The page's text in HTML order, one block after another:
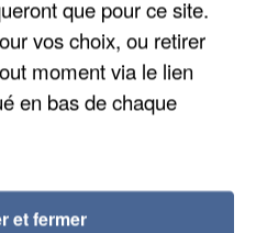
que pour ce site.
vos choix, ou retirer
moment via le lien
en bas de chaque
et fermer